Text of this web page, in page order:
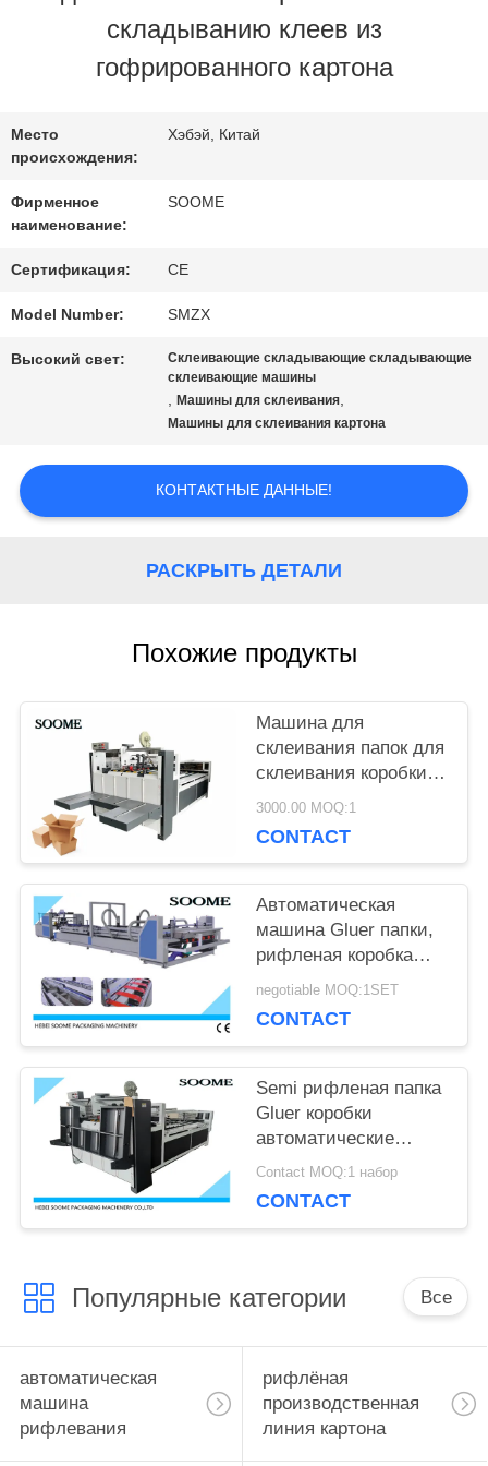
ЗАВОДУ
КОНТРОЛЬ
КАЧЕСТВА
СВЯЖИТЕСЬ
С
НАМИ
ЗАПРОСИТЕ
VR
ПОЛИТИКА
УЕДИНЕНИЯ
складыванию клеев из
гофрированного картона
Место
происхождения:
Хэбэй, Китай
Фирменное
наименование:
SOOME
Сертификация: CE
Model Number: SMZX
Высокий свет:
Склеивающие складывающие складывающие
склеивающие машины
,Машины для склеивания,
Машины для склеивания картона
КОНТАКТНЫЕ ДАННЫЕ!
РАСКРЫТЬ ДЕТАЛИ
Похожие продукты
Машина для
склеивания папок для
склеивания коробки с
гофрированным
size 800 * 290mm
3000.00 MOQ:1
CONTACT
Автоматическая
машина Gluer папки,
рифленая коробка
коробки делая
оборудование
negotiable MOQ:1SET
CONTACT
Semi рифленая папка
Gluer коробки
автоматические
небольшие 2800 для
Contact MOQ:1 набор
CONTACT
Популярные категории Все
автоматическая
машина
рифлевания
рифлёная
производственная
линия картона